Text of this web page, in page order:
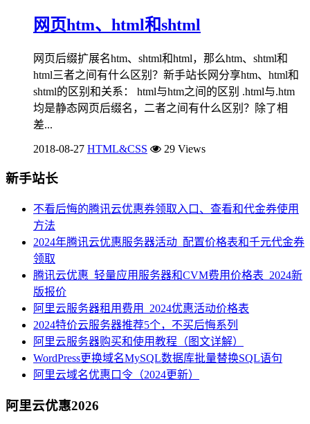
网页htm、html和shtml
网页后缀扩展名htm、shtml和html，那么htm、shtml和
html三者之间有什么区别？新手站长网分享htm、html和
shtml的区别和关系： html与htm之间的区别 .html与.htm
均是静态网页后缀名，二者之间有什么区别？除了相
差...
2018-08-27 HTML&CSS 29 Views
新手站长
不看后悔的腾讯云优惠券领取入口、查看和代金券使用
方法
2024年腾讯云优惠服务器活动_配置价格表和千元代金券
领取
腾讯云优惠_轻量应用服务器和CVM费用价格表_2024新
版报价
阿里云服务器租用费用_2024优惠活动价格表
2024特价云服务器推荐5个，不买后悔系列
阿里云服务器购买和使用教程（图文详解）
WordPress更换域名MySQL数据库批量替换SQL语句
阿里云域名优惠口令（2024更新）
阿里云优惠2026